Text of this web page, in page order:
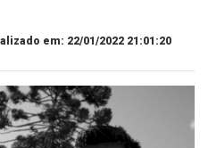
em: 22/01/2022 21:01:20